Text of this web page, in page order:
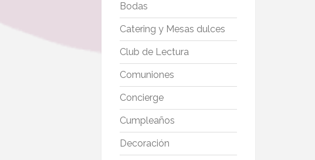
Bodas
Catering y Mesas dulces
Club de Lectura
Comuniones
Concierge
Cumpleaños
Decoración